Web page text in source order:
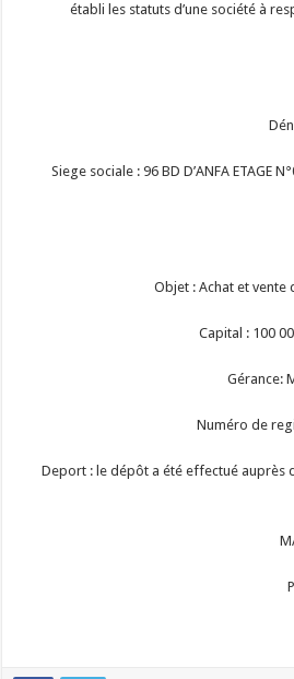
établi les statuts d’une société à
Siege sociale : 96 BD D’ANFA ETAGE
Objet : Achat et
Capital : 100
Gérance:
Numéro de
Deport : le dépôt a été effectué auprès